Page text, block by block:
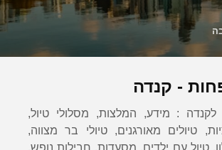
- קנדה
: מידע, המלצות, מסלולי טיול,
טיולים מאורגנים, טיולי בר מצווה,
טיול עם ילדים, מסעדות, חבילות נופש,